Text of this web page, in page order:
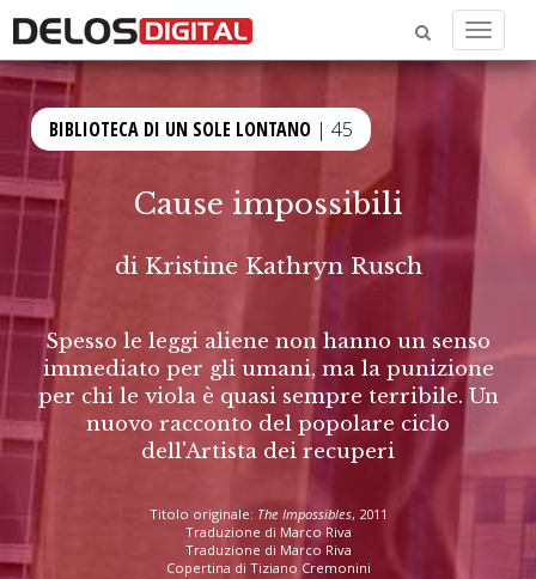
Menu
BIBLIOTECA DI UN SOLE LONTANO | 45
Cause impossibili
di Kristine Kathryn Rusch
Spesso le leggi aliene non hanno un senso
immediato per gli umani, ma la punizione
per chi le viola è quasi sempre terribile. Un
nuovo racconto del popolare ciclo
dell'Artista dei recuperi
Titolo originale: The Impossibles, 2011
Traduzione di Marco Riva
Traduzione di Marco Riva
Copertina di Tiziano Cremonini